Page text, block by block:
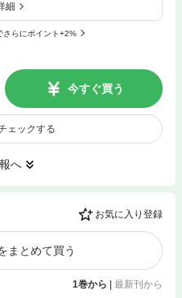
細
さらにポイント+2%
今すぐ買う
ェックする
へ
お気に入り登録
まとめて買う
1巻から | 最新刊から